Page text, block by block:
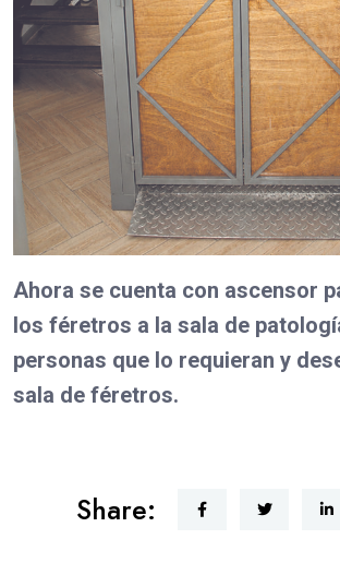
Ahora se cuenta con ascensor
los féretros a la sala de
personas que lo requieran y
sala de féretros.
Share: